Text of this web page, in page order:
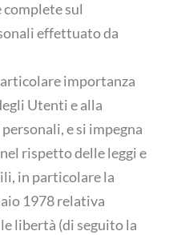
sul
effettuato da
importanza
Utenti e alla
e si impegna
rispetto delle leggi e
in particolare la
1978 relativa
libertà (di seguito la